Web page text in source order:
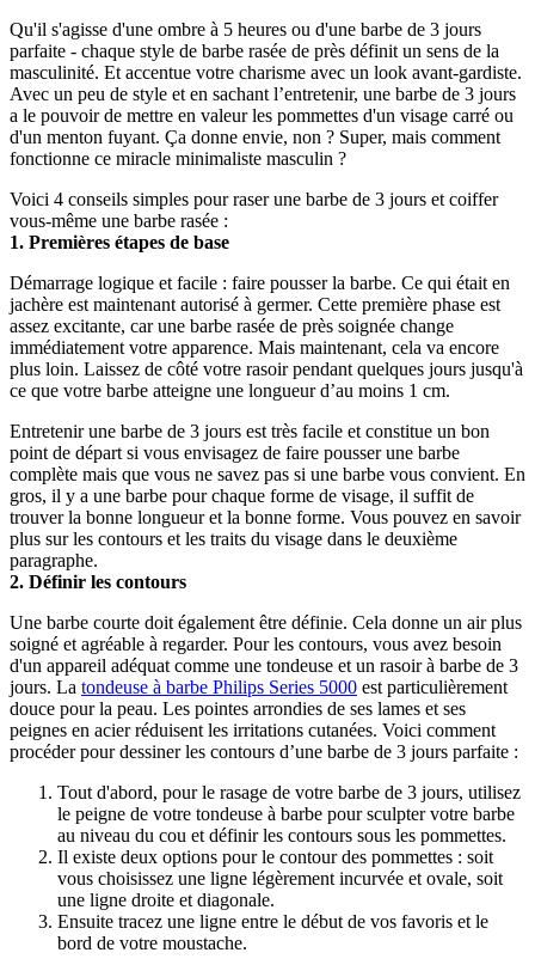
Qu'il s'agisse d'une ombre à 5 heures ou d'une barbe de 3 jours
parfaite - chaque style de barbe rasée de près définit un sens de la
masculinité. Et accentue votre charisme avec un look avant-gardiste.
Avec un peu de style et en sachant l’entretenir, une barbe de 3 jours
a le pouvoir de mettre en valeur les pommettes d'un visage carré ou
d'un menton fuyant. Ça donne envie, non ? Super, mais comment
fonctionne ce miracle minimaliste masculin ?
Voici 4 conseils simples pour raser une barbe de 3 jours et coiffer
vous-même une barbe rasée :
1. Premières étapes de base
Démarrage logique et facile : faire pousser la barbe. Ce qui était en
jachère est maintenant autorisé à germer. Cette première phase est
assez excitante, car une barbe rasée de près soignée change
immédiatement votre apparence. Mais maintenant, cela va encore
plus loin. Laissez de côté votre rasoir pendant quelques jours jusqu'à
ce que votre barbe atteigne une longueur d’au moins 1 cm.
Entretenir une barbe de 3 jours est très facile et constitue un bon
point de départ si vous envisagez de faire pousser une barbe
complète mais que vous ne savez pas si une barbe vous convient. En
gros, il y a une barbe pour chaque forme de visage, il suffit de
trouver la bonne longueur et la bonne forme. Vous pouvez en savoir
plus sur les contours et les traits du visage dans le deuxième
paragraphe.
2. Définir les contours
Une barbe courte doit également être définie. Cela donne un air plus
soigné et agréable à regarder. Pour les contours, vous avez besoin
d'un appareil adéquat comme une tondeuse et un rasoir à barbe de 3
jours. La tondeuse à barbe Philips Series 5000 est particulièrement
douce pour la peau. Les pointes arrondies de ses lames et ses
peignes en acier réduisent les irritations cutanées. Voici comment
procéder pour dessiner les contours d’une barbe de 3 jours parfaite :
Tout d'abord, pour le rasage de votre barbe de 3 jours, utilisez
le peigne de votre tondeuse à barbe pour sculpter votre barbe
au niveau du cou et définir les contours sous les pommettes.
Il existe deux options pour le contour des pommettes : soit
vous choisissez une ligne légèrement incurvée et ovale, soit
une ligne droite et diagonale.
Ensuite tracez une ligne entre le début de vos favoris et le
bord de votre moustache.